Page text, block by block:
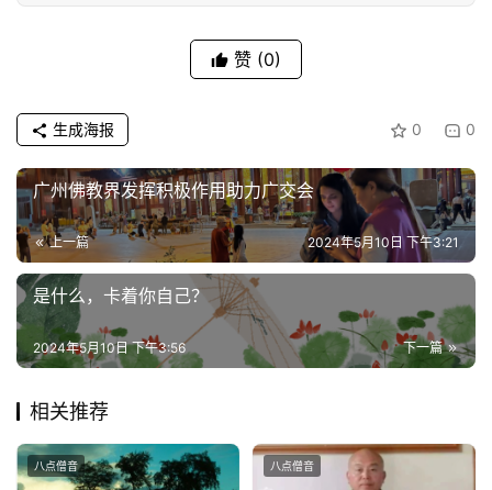
赞 (0)
0 0
生成海报
广州佛教界发挥积极作用助力广交会
上一篇 2024年5月10日 下午3:21
是什么，卡着你自己？
下一篇
2024年5月10日 下午3:56
相关推荐
八点僧音 八点僧音